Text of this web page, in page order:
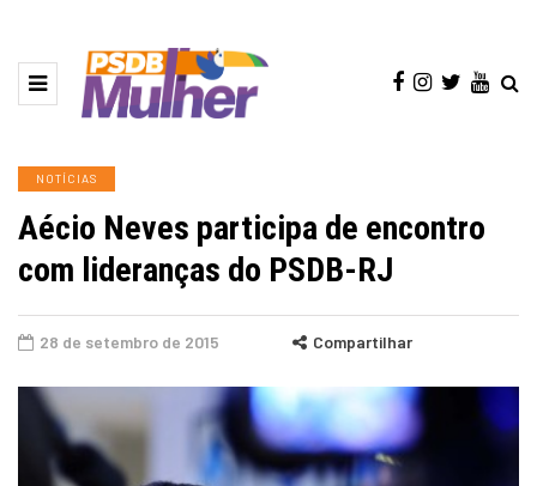
NOTÍCIAS
Aécio Neves participa de encontro
com lideranças do PSDB-RJ
28 de setembro de 2015 Compartilhar